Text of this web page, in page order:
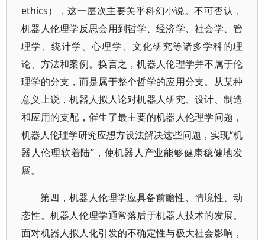
ethics），这一层次主要关乎科幻小说。不可否认，
机器人伦理学反思会用到哲学、经济学、社会学、管
理学、统计学、心理学、文化研究等诸多学科的理
论、方法和案例。换言之，机器人伦理学并不属于伦
理学的分支，而是属于整个哲学的应用分支。从某种
意义上说，机器人拟人论对机器人研究、设计、制造
和应用的支配，催生了最主要的机器人伦理学问题，
机器人伦理学研究应想方设法解决这些问题，实现“机
器人伦理软着陆”，使机器人产业能够健康稳健地发
展。
第四，机器人伦理学应具备前瞻性、情境性、动
态性。机器人伦理学通常落后于机器人技术的发展。
面对机器人拟人化引发的不确定性与极大社会影响，